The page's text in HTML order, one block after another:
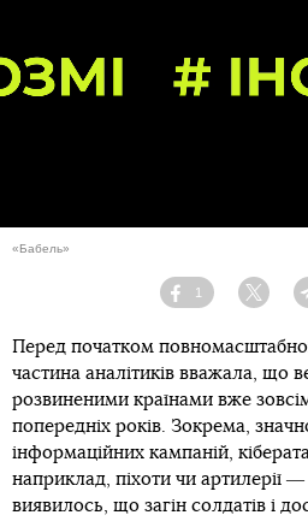
«Бабель»
Facebook
1
Twitter
Перед початком повномасштабної
частина аналітиків вважала, що
розвиненими країнами вже
попередніх років. Зокрема,
інформаційних кампаній,
наприклад, піхоти чи артилерії
виявилось, що загін солдатів і